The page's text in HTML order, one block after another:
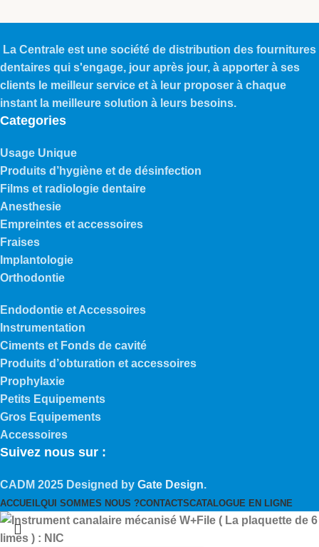
La Centrale est une société de distribution des fournitures
dentaires qui s'engage, jour après jour, à apporter à ses
clients le meilleur service et à leur proposer à chaque
instant la meilleure solution à leurs besoins.
Categories
Usage Unique
Produits d’hygiène et de désinfection
Films et radiologie dentaire
Anesthesie
Empreintes et accessoires
Fraises
Implantologie
Orthodontie
Endodontie et Accessoires
Instrumentation
Ciments et Fonds de cavité
Produits d’obturation et accessoires
Prophylaxie
Petits Equipements
Gros Equipements
Accessoires
Suivez nous sur :
CADM 2025 Designed by Gate Design.
ACCUEILQUI SOMMES NOUS ?CONTACTSCATALOGUE EN LIGNE